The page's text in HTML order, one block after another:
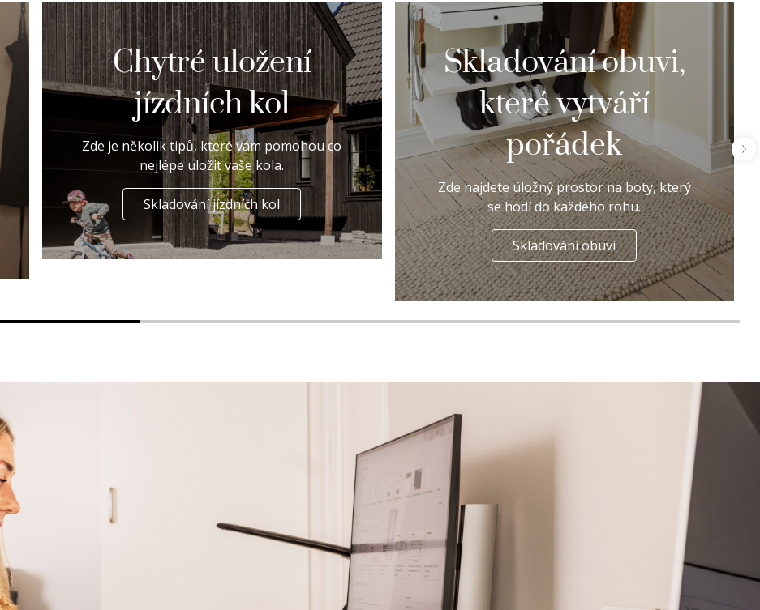
Chytré uložení
jízdních kol
Zde je několik tipů, které vám pomohou co
nejlépe uložit vaše kola.
Skladování jízdních kol
Skladování obuvi,
které vytváří
pořádek
Zde najdete úložný prostor na boty, který
se hodí do každého rohu.
Skladování obuvi